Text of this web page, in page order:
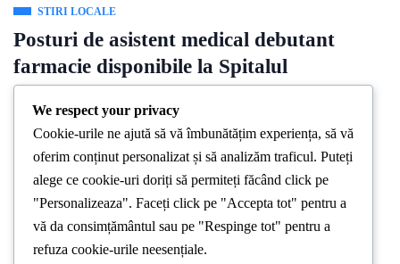
STIRI LOCALE
Posturi de asistent medical debutant
farmacie disponibile la Spitalul
“Sf.Maria” din Iasi
Stirea De Iasi May 7, 2024
Spitalul Clinic de Urgenţă pentru Copii “Sf. Maria” Iaşi
organizează concurs de recrutare pentru ocuparea următoarelor
posturi vacante, pe perioadă
We respect your privacy
Cookie-urile ne ajută să vă îmbunătățim experiența, să vă
oferim conținut personalizat și să analizăm traficul. Puteți
alege ce cookie-uri doriți să permiteți făcând click pe
"Personalizeaza". Faceți click pe "Accepta tot" pentru a
vă da consimțământul sau pe "Respinge tot" pentru a
refuza cookie-urile neesențiale.